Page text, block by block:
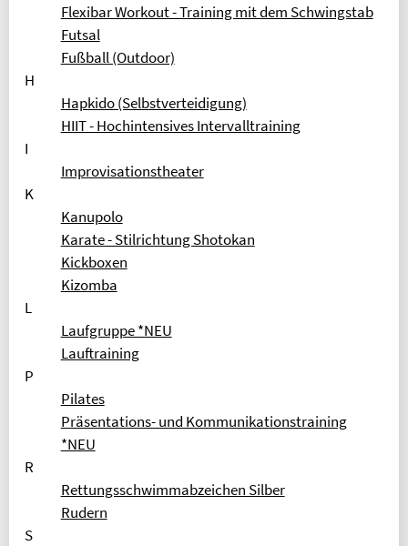
Flexibar Workout - Training mit dem Schwingstab
Futsal
Fußball (Outdoor)
H
Hapkido (Selbstverteidigung)
HIIT - Hochintensives Intervalltraining
I
Improvisationstheater
K
Kanupolo
Karate - Stilrichtung Shotokan
Kickboxen
Kizomba
L
Laufgruppe *NEU
Lauftraining
P
Pilates
Präsentations- und Kommunikationstraining
*NEU
R
Rettungsschwimmabzeichen Silber
Rudern
S